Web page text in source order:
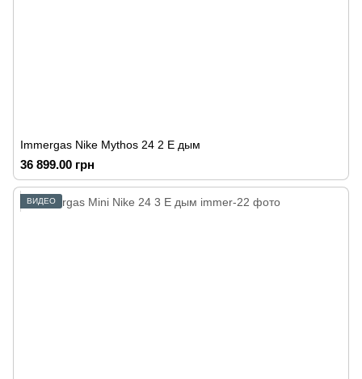
Immergas Nike Mythos 24 2 E дым
36 899.00 грн
ВИДЕО